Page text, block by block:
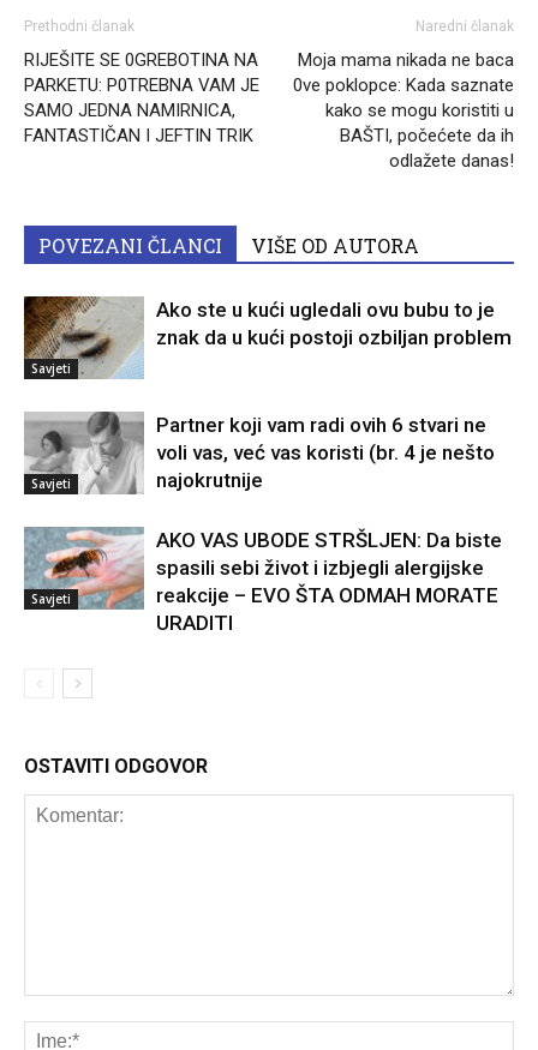
Prethodni članak
RIJEŠITE SE 0GREBOTINA NA
PARKETU: P0TREBNA VAM JE
SAMO JEDNA NAMIRNICA,
FANTASTIČAN I JEFTIN TRIK
Naredni članak
Moja mama nikada ne baca
0ve poklopce: Kada saznate
kako se mogu koristiti u
BAŠTI, počećete da ih
odlažete danas!
POVEZANI ČLANCI VIŠE OD AUTORA
Savjeti
Ako ste u kući ugledali ovu bubu to je
znak da u kući postoji ozbiljan problem
Savjeti
Partner koji vam radi ovih 6 stvari ne
voli vas, već vas koristi (br. 4 je nešto
najokrutnije
Savjeti
AKO VAS UBODE STRŠLJEN: Da biste
spasili sebi život i izbjegli alergijske
reakcije – EVO ŠTA ODMAH MORATE
URADITI
OSTAVITI ODGOVOR